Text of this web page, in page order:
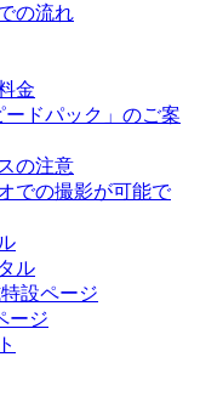
の流れ
金
ドパック」のご案
の注意
での撮影が可能で
ル
設ページ
ージ